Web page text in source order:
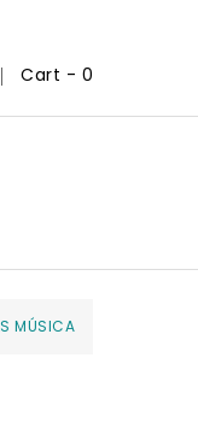
Cart - 0
MÚSICA